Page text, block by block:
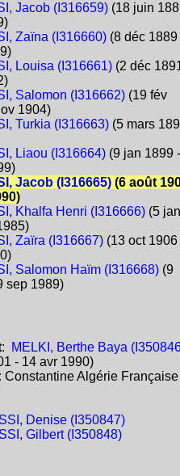
Jacob (I316659)(18 juin
Zaïna (I316660)(8 déc 1889
Louisa (I316661)(2 déc
Salomon (I316662)(19 fév
1904)
Turkia (I316663)(5 mars
Liaou (I316664)(9 jan 1899 -
Jacob (I316665)(6 août
Khalfa Henri (I316666)(5 jan
Zaïra (I316667)(13 oct 1906
Salomon Haïm (I316668)(9
sep 1989)
:
MELKI, Berthe Baya
- 14 avr 1990)
Constantine Algérie Française
Denise (I350847)
Gilbert (I350848)